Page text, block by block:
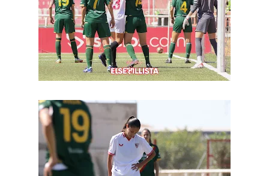
Sow muy cerca de cerrar su traspaso al Genoa
Oso es el siguiente en la lista para salir
Banquillos confirmados: así queda la cantera del
Celta y Rayo agitan el mercado de La Liga